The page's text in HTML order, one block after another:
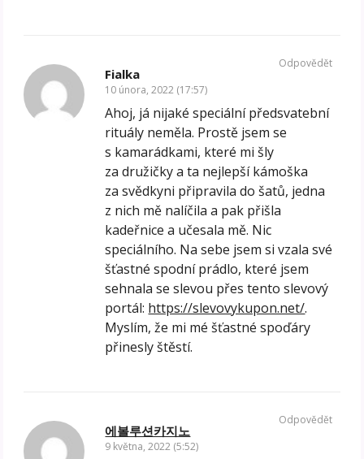
Fialka
10 února, 2022 (17:57)
Ahoj, já nijaké speciální předsvatební
rituály neměla. Prostě jsem se
s kamarádkami, které mi šly
za družičky a ta nejlepší kámoška
za svědkyni připravila do šatů, jedna
z nich mě nalíčila a pak přišla
kadeřnice a učesala mě. Nic
speciálního. Na sebe jsem si vzala své
šťastné spodní prádlo, které jsem
sehnala se slevou přes tento slevový
portál: https://slevovykupon.net/.
Myslím, že mi mé šťastné spoďáry
přinesly štěstí.
Odpovědět
에볼루션카지노
9 května, 2022 (5:52)
Odpovědět